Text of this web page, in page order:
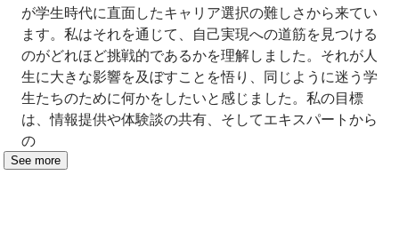
が学生時代に直面したキャリア選択の難しさから来てい
ます。私はそれを通じて、自己実現への道筋を見つける
のがどれほど挑戦的であるかを理解しました。それが人
生に大きな影響を及ぼすことを悟り、同じように迷う学
生たちのために何かをしたいと感じました。私の目標
は、情報提供や体験談の共有、そしてエキスパートから
の
See more